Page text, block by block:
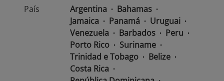
País
Argentina
Bahamas
Jamaica
Panamá
Uruguai
Venezuela
Barbados
Peru
Porto Rico
Suriname
Trinidad e Tobago
Belize
Costa Rica